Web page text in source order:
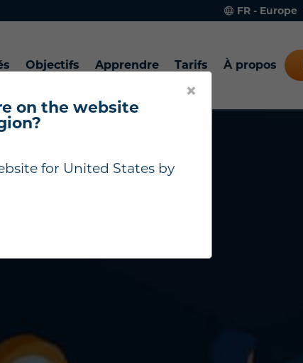
×
on the website
for United States by
FR - Europe
Objectifs Apprendre Tarifs À propos